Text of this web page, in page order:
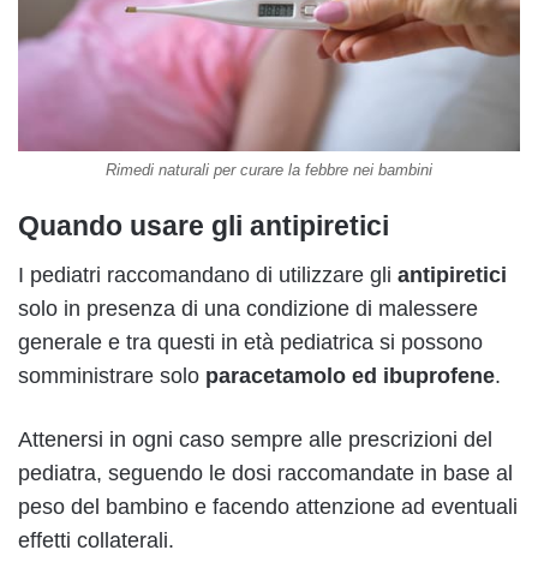
Rimedi naturali per curare la febbre nei bambini
Quando usare gli antipiretici
I pediatri raccomandano di utilizzare gli antipiretici
solo in presenza di una condizione di malessere
generale e tra questi in età pediatrica si possono
somministrare solo paracetamolo ed ibuprofene.
Attenersi in ogni caso sempre alle prescrizioni del
pediatra, seguendo le dosi raccomandate in base al
peso del bambino e facendo attenzione ad eventuali
effetti collaterali.